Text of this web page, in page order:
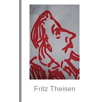
Fritz Theisen